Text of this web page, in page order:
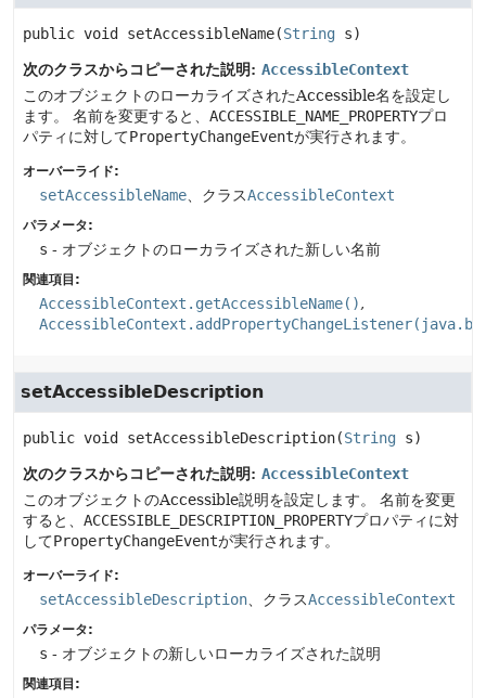
public void setAccessibleName(String s)
次のクラスからコピーされた説明: AccessibleContext
このオブジェクトのローカライズされたAccessible名を設定し
ます。
名前を変更すると、 ACCESSIBLE_NAME_PROPERTYプロ
パティに対してPropertyChangeEventが実行されます。
オーバーライド:
setAccessibleName 、クラスAccessibleContext
パラメータ:
s - オブジェクトのローカライズされた新しい名前
関連項目:
AccessibleContext.getAccessibleName()
setAccessibleDescription
public void setAccessibleDescription(String s)
次のクラスからコピーされた説明: AccessibleContext
このオブジェクトのAccessible説明を設定します。
名前を変更
すると、 ACCESSIBLE_DESCRIPTION_PROPERTYプロパティに対
してPropertyChangeEventが実行されます。
オーバーライド:
setAccessibleDescription 、クラスAccessibleContext
パラメータ:
s - オブジェクトの新しいローカライズされた説明
関連項目: